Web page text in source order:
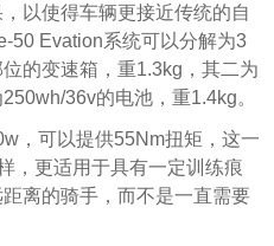
以使得车辆更接近传统的自
50 Evation系统可以分解为3
的变速箱，重1.3kg，其二为
36v的电池，重1.4kg。
，可以提供55Nm扭矩，这一
，更适用于具有一定训练痕
离的骑手，而不是一直需要